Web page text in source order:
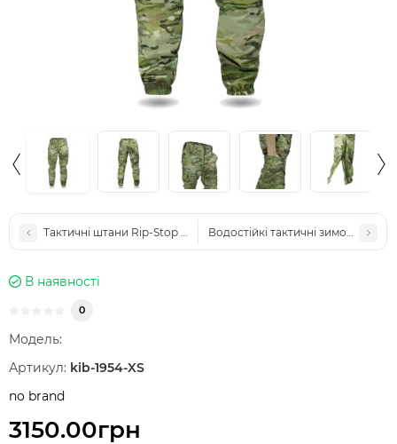
Тактичні штани Rip-Stop Stretch з посиленими колінами та
Водостійкі тактичні зимові штани
В наявності
0
Модель:
Артикул: kib-1954-XS
no brand
3150.00грн